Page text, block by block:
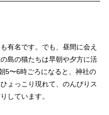
有名です。でも、昼間に会え
島の猫たちは早朝や夕方に活
5〜6時ごろになると、神社の
ょっこり現れて、のんびりス
しています。